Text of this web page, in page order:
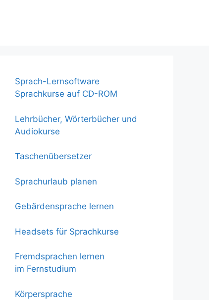
Sprach-Lernsoftware
Sprachkurse auf CD-ROM
Lehrbücher, Wörterbücher und
Audiokurse
Taschenübersetzer
Sprachurlaub planen
Gebärdensprache lernen
Headsets für Sprachkurse
Fremdsprachen lernen
im Fernstudium
Körpersprache